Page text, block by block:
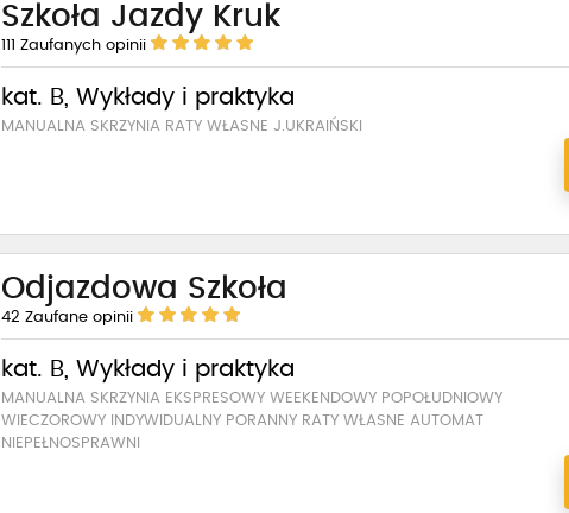
Szkoła Jazdy Kruk
111 Zaufanych opinii
kat. B, Wykłady i praktyka
MANUALNA SKRZYNIA RATY WŁASNE J.UKRAIŃSKI
Odjazdowa Szkoła
42 Zaufane opinii
kat. B, Wykłady i praktyka
MANUALNA SKRZYNIA EKSPRESOWY WEEKENDOWY POPOŁUDNIOWY
WIECZOROWY INDYWIDUALNY PORANNY RATY WŁASNE AUTOMAT
NIEPEŁNOSPRAWNI